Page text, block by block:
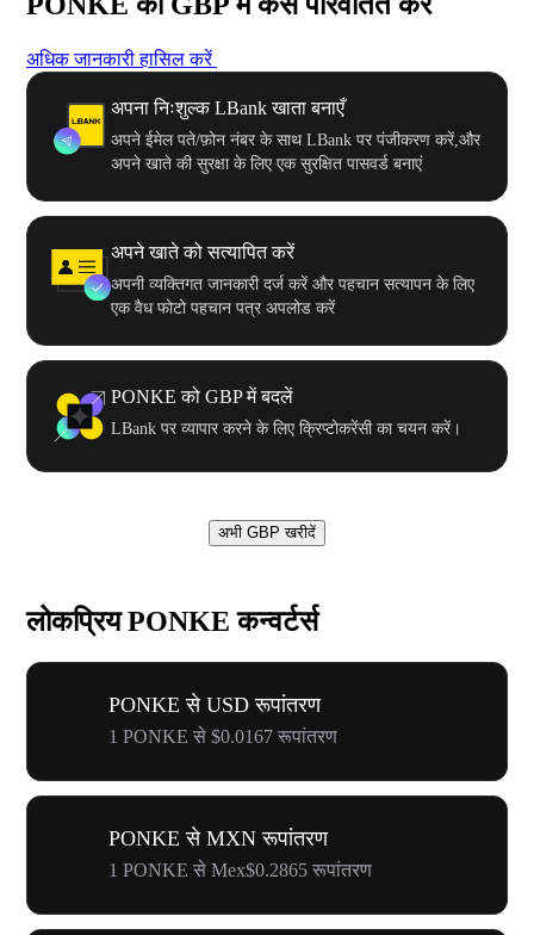
अधिक जानकारी हासिल करें
अपना निःशुल्क LBank खाता बनाएँ
अपने ईमेल पते/फ़ोन नंबर के साथ LBank पर पंजीकरण करें,और
अपने खाते की सुरक्षा के लिए एक सुरक्षित पासवर्ड बनाएं
अपने खाते को सत्यापित करें
अपनी व्यक्तिगत जानकारी दर्ज करें और पहचान सत्यापन के लिए
एक वैध फोटो पहचान पत्र अपलोड करें
PONKE को GBP में बदलें
LBank पर व्यापार करने के लिए क्रिप्टोकरेंसी का चयन करें।
अभी GBP खरीदें
लोकप्रिय PONKE कन्वर्टर्स
PONKE से USD रूपांतरण
1 PONKE से $0.0167 रूपांतरण
PONKE से MXN रूपांतरण
1 PONKE से Mex$0.2865 रूपांतरण